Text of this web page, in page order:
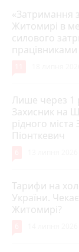
«Затримання
Житомирі в
силового
Лише через 1
Захисник на
рідного
Піонткевич
Тарифи на
України.
Житомирі?